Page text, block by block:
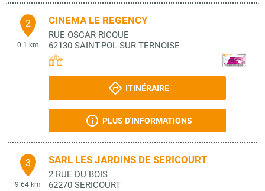
2
0.1 km
CINEMA LE REGENCY
RUE OSCAR RICQUE
62130 SAINT-POL-SUR-TERNOISE
ITINÉRAIRE
PLUS D'INFORMATIONS
3
9.64 km
SARL LES JARDINS DE SERICOURT
2 RUE DU BOIS
62270 SERICOURT